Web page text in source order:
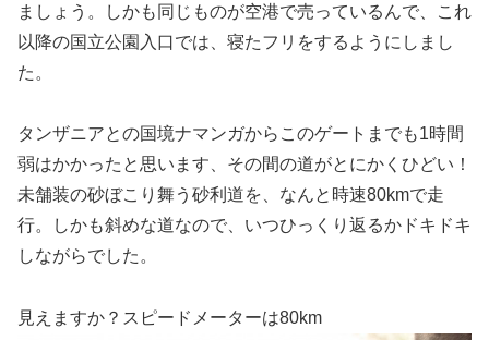
ましょう。しかも同じものが空港で売っているんで、これ
以降の国立公園入口では、寝たフリをするようにしまし
た。
タンザニアとの国境ナマンガからこのゲートまでも1時間
弱はかかったと思います、その間の道がとにかくひどい！
未舗装の砂ぼこり舞う砂利道を、なんと時速80kmで走
行。しかも斜めな道なので、いつひっくり返るかドキドキ
しながらでした。
見えますか？スピードメーターは80km